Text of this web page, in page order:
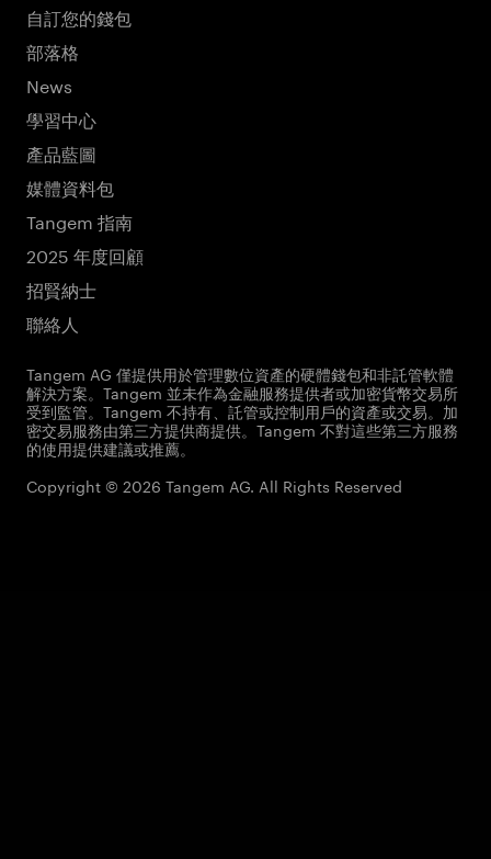
自訂您的錢包
部落格
News
學習中心
產品藍圖
媒體資料包
Tangem 指南
2025 年度回顧
招賢納士
聯絡人
Tangem AG 僅提供用於管理數位資產的硬體錢包和非託管軟體
解決方案。Tangem 並未作為金融服務提供者或加密貨幣交易所
受到監管。Tangem 不持有、託管或控制用戶的資產或交易。加
密交易服務由第三方提供商提供。Tangem 不對這些第三方服務
的使用提供建議或推薦。